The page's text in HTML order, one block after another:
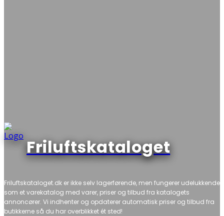
Friluftskataloget
Friluftskataloget.dk er ikke selv lagerførende, men fungerer udelukkende
som et varekatalog med varer, priser og tilbud fra katalogets
annoncører. Vi indhenter og opdaterer automatisk priser og tilbud fra
butikkerne så du har overblikket ét sted!